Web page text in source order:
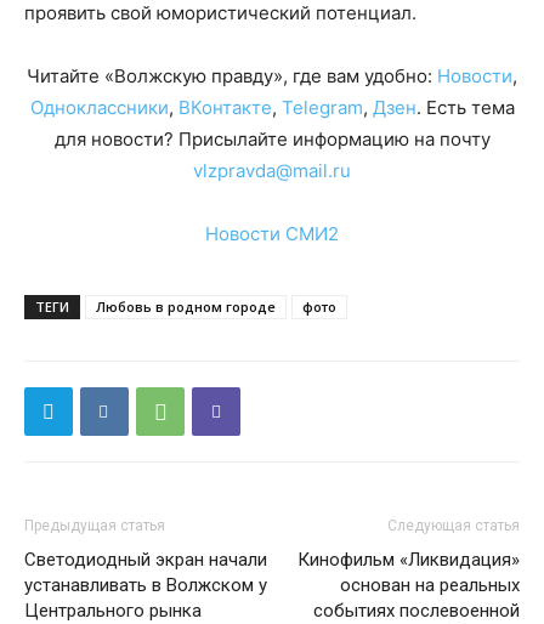
проявить свой юмористический потенциал.
Читайте «Волжскую правду», где вам удобно: Новости,
Одноклассники, ВКонтакте, Telegram, Дзен. Есть тема
для новости? Присылайте информацию на почту
vlzpravda@mail.ru
Новости СМИ2
ТЕГИ Любовь в родном городе фото
Предыдущая статья
Светодиодный экран начали
устанавливать в Волжском у
Центрального рынка
Следующая статья
Кинофильм «Ликвидация»
основан на реальных
событиях послевоенной